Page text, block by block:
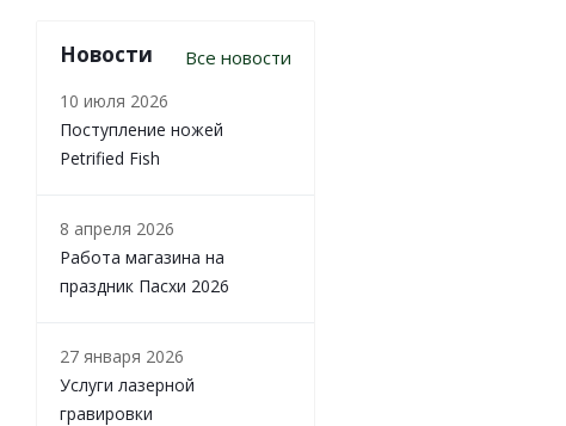
Новости Все новости
10 июля 2026
Поступление ножей
Petrified Fish
8 апреля 2026
Работа магазина на
праздник Пасхи 2026
27 января 2026
Услуги лазерной
гравировки